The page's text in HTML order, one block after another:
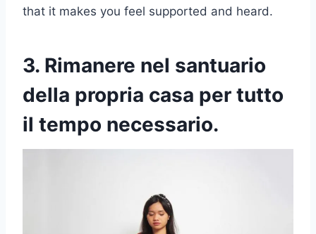
that it makes you feel supported and heard.
3. Rimanere nel santuario
della propria casa per tutto
il tempo necessario.